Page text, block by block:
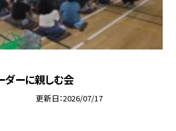
ーに親しむ会
更新日 2026/07/17